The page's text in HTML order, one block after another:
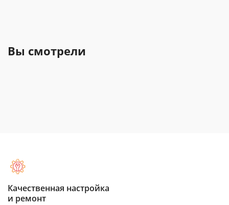
Вы смотрели
Качественная настройка
и ремонт